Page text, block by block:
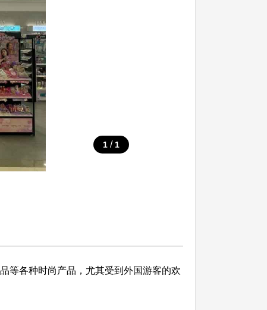
1 / 1
等各种时尚产品，尤其受到外国游客的欢